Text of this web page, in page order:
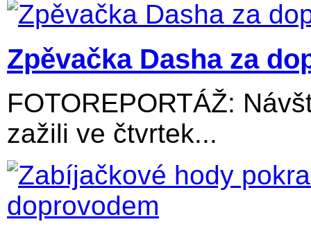
Zpěvačka Dasha za
FOTOREPORTÁŽ:
zažili ve čtvrtek...